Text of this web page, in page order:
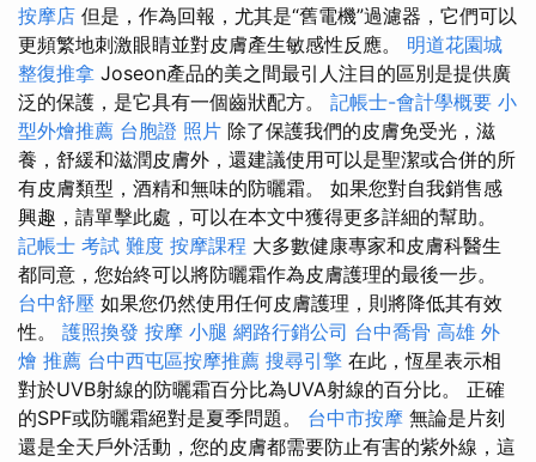
按摩店 但是，作為回報，尤其是“舊電機”過濾器，它們可以
更頻繁地刺激眼睛並對皮膚產生敏感性反應。 明道花園城
整復推拿 Joseon產品的美之間最引人注目的區別是提供廣
泛的保護，是它具有一個齒狀配方。 記帳士-會計學概要 小
型外燴推薦 台胞證 照片 除了保護我們的皮膚免受光，滋
養，舒緩和滋潤皮膚外，還建議使用可以是聖潔或合併的所
有皮膚類型，酒精和無味的防曬霜。 如果您對自我銷售感
興趣，請單擊此處，可以在本文中獲得更多詳細的幫助。
記帳士 考試 難度 按摩課程 大多數健康專家和皮膚科醫生
都同意，您始終可以將防曬霜作為皮膚護理的最後一步。
台中舒壓 如果您仍然使用任何皮膚護理，則將降低其有效
性。 護照換發 按摩 小腿 網路行銷公司 台中喬骨 高雄 外
燴 推薦 台中西屯區按摩推薦 搜尋引擎 在此，恆星表示相
對於UVB射線的防曬霜百分比為UVA射線的百分比。 正確
的SPF或防曬霜絕對是夏季問題。 台中市按摩 無論是片刻
還是全天戶外活動，您的皮膚都需要防止有害的紫外線，這